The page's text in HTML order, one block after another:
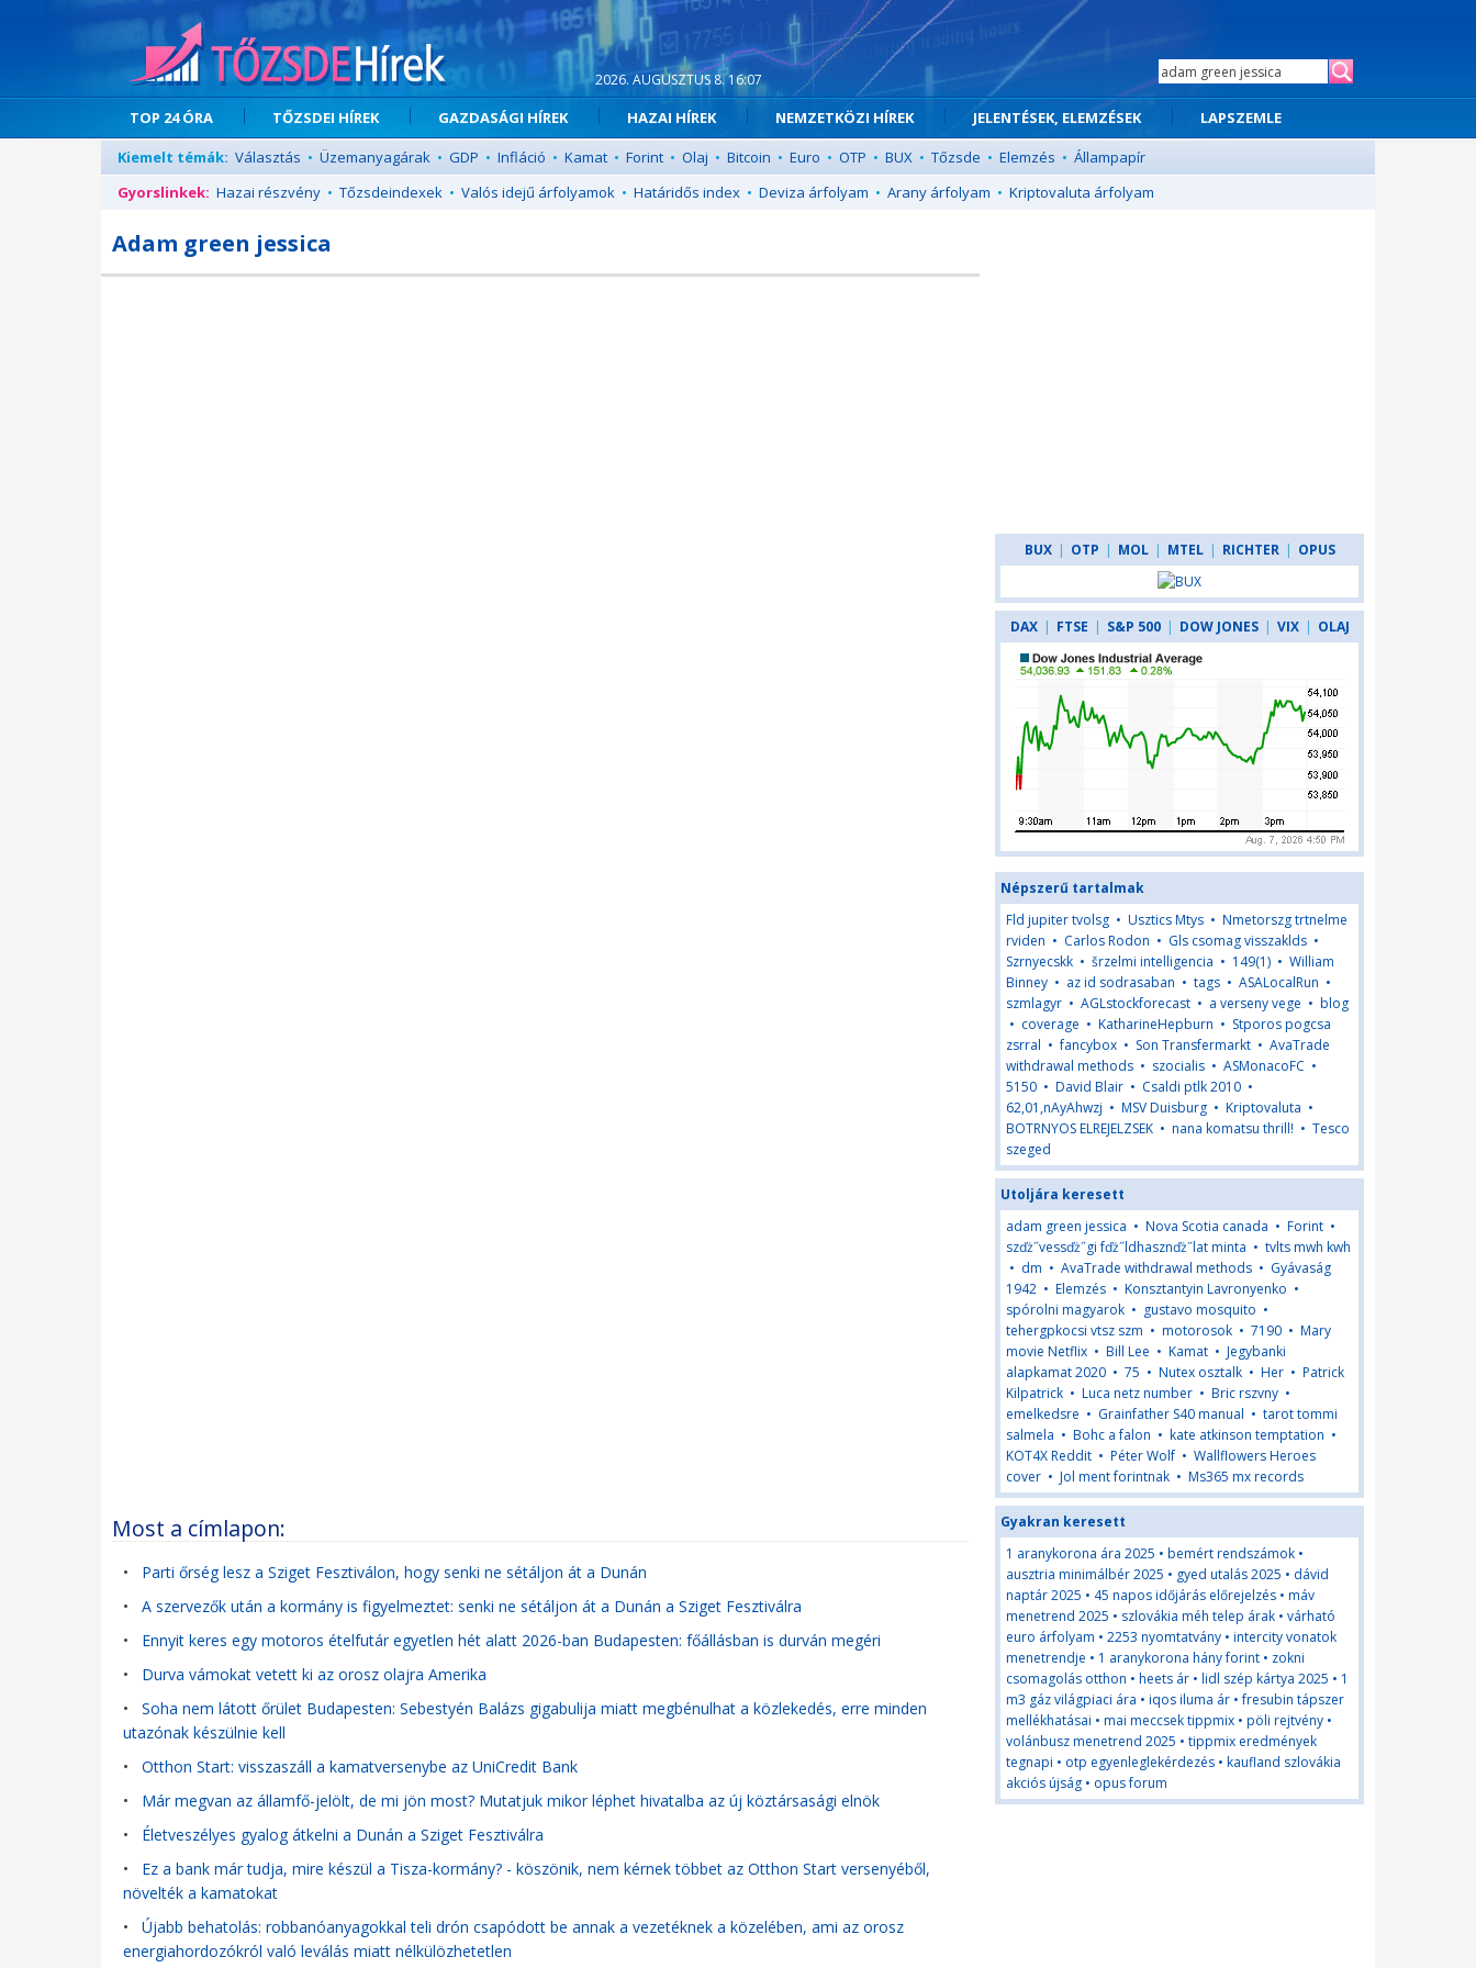
2026. AUGUSZTUS 8. 16:07
TOP 24 ÓRA TŐZSDEI HÍREK GAZDASÁGI HÍREK HAZAI HÍREK NEMZETKÖZI HÍREK JELENTÉSEK, ELEMZÉSEK
LAPSZEMLE
Kiemelt témák: Választás • Üzemanyagárak • GDP • Infláció • Kamat • Forint • Olaj • Bitcoin • Euro • OTP • BUX • Tőzsde • Elemzés • Állampapír
Gyorslinkek: Hazai részvény • Tőzsdeindexek • Valós idejű árfolyamok • Határidős index • Deviza árfolyam • Arany árfolyam • Kriptovaluta árfolyam
Adam green jessica
Most a címlapon:
• Parti őrség lesz a Sziget Fesztiválon, hogy senki ne sétáljon át a Dunán
• A szervezők után a kormány is figyelmeztet: senki ne sétáljon át a Dunán a Sziget Fesztiválra
• Ennyit keres egy motoros ételfutár egyetlen hét alatt 2026-ban Budapesten: főállásban is durván megéri
• Durva vámokat vetett ki az orosz olajra Amerika
• Soha nem látott őrület Budapesten: Sebestyén Balázs gigabulija miatt megbénulhat a közlekedés, erre minden
utazónak készülnie kell
• Otthon Start: visszaszáll a kamatversenybe az UniCredit Bank
• Már megvan az államfő-jelölt, de mi jön most? Mutatjuk mikor léphet hivatalba az új köztársasági elnök
• Életveszélyes gyalog átkelni a Dunán a Sziget Fesztiválra
• Ez a bank már tudja, mire készül a Tisza-kormány? - köszönik, nem kérnek többet az Otthon Start versenyéből,
növelték a kamatokat
• Újabb behatolás: robbanóanyagokkal teli drón csapódott be annak a vezetéknek a közelében, ami az orosz
energiahordozókról való leválás miatt nélkülözhetetlen
BUX | OTP | MOL | MTEL | RICHTER | OPUS
DAX | FTSE | S&P 500 | DOW JONES | VIX | OLAJ
Népszerű tartalmak
Fld jupiter tvolsg • Usztics Mtys • Nmetorszg trtnelme
rviden • Carlos Rodon • Gls csomag visszaklds •
Szrnyecskk • šrzelmi intelligencia • 149(1) • William
Binney • az id sodrasaban • tags • ASALocalRun •
szmlagyr • AGLstockforecast • a verseny vege • blog
• coverage • KatharineHepburn • Stporos pogcsa
zsrral •fancybox • Son Transfermarkt • AvaTrade
withdrawal methods • szocialis • ASMonacoFC •
5150 • David Blair • Csaldi ptlk 2010 •
62,01,nAyAhwzj • MSV Duisburg • Kriptovaluta •
BOTRNYOS ELREJELZSEK • nana komatsu thrill! • Tesco
szeged
Utoljára keresett
adam green jessica • Nova Scotia canada • Forint •
szďż˝vessďż˝gi fďż˝ldhasznďż˝lat minta • tvlts mwh kwh
• dm • AvaTrade withdrawal methods • Gyávaság
1942 • Elemzés • Konsztantyin Lavronyenko •
spórolni magyarok • gustavo mosquito •
tehergpkocsi vtsz szm • motorosok • 7190 • Mary
movie Netflix • Bill Lee • Kamat • Jegybanki
alapkamat 2020 • 75 • Nutex osztalk • Her • Patrick
Kilpatrick • Luca netz number • Bric rszvny •
emelkedsre • Grainfather S40 manual • tarot tommi
salmela • Bohc a falon • kate atkinson temptation •
KOT4X Reddit • Péter Wolf • Wallflowers Heroes
cover • Jol ment forintnak • Ms365 mx records
Gyakran keresett
1 aranykorona ára 2025 • bemért rendszámok •
ausztria minimálbér 2025 • gyed utalás 2025 • dávid
naptár 2025 • 45 napos időjárás előrejelzés • máv
menetrend 2025 • szlovákia méh telep árak • várható
euro árfolyam • 2253 nyomtatvány • intercity vonatok
menetrendje • 1 aranykorona hány forint • zokni
csomagolás otthon • heets ár • lidl szép kártya 2025 • 1
m3 gáz világpiaci ára • iqos iluma ár •fresubin tápszer
mellékhatásai • mai meccsek tippmix • pöli rejtvény •
volánbusz menetrend 2025 • tippmix eredmények
tegnapi • otp egyenleglekérdezés • kaufland szlovákia
akciós újság • opus forum